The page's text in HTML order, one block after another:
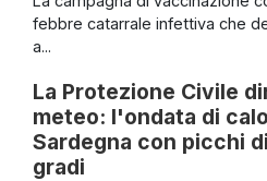
febbre catarrale infettiva che
a...
La Protezione Civile
meteo: l'ondata di
Sardegna con picchi
gradi